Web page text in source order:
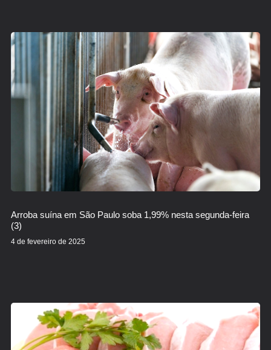
Arroba suína em São Paulo soba 1,99% nesta segunda-feira
(3)
4 de fevereiro de 2025